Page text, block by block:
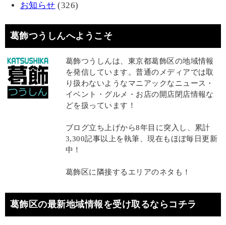
お知らせ (326)
葛飾つうしんへようこそ
葛飾つうしんは、東京都葛飾区の地域情報
を発信しています。普通のメディアでは取
り扱わないようなマニアックなニュース・
イベント・グルメ・お店の開店閉店情報な
どを扱っています！
ブログ立ち上げから8年目に突入し、累計
3,300記事以上を執筆、現在もほぼ毎日更新
中！
葛飾区に隣接するエリアのネタも！
葛飾区の最新地域情報を受け取るならコチラ